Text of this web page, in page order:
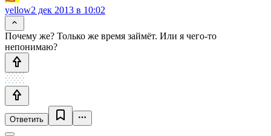
yellow2 дек 2013 в 10:02
Почему же? Только же время займёт. Или я чего-то
непонимаю?
Ответить